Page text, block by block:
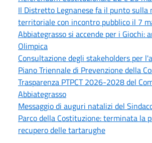
Il Distretto Legnanese fa il punto sulla
territoriale con incontro pubblico il 7
Abbiategrasso si accende per i Giochi:
Olimpica
Consultazione degli stakeholders per
Piano Triennale di Prevenzione della
Trasparenza PTPCT 2026-2028 del
Abbiategrasso
Messaggio di auguri natalizi del
Parco della Costituzione: terminata la
recupero delle tartarughe